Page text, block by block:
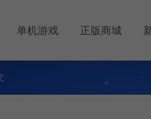
单机游戏 正版商城